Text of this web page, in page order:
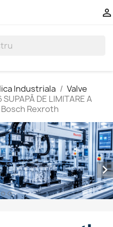

Industriala
Valve
DE LIMITARE A
Bosch Rexroth
